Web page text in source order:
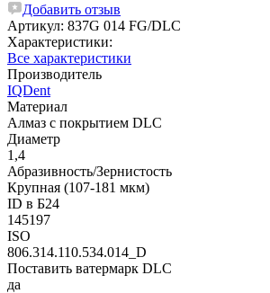
Добавить отзыв
Артикул: 837G 014 FG/DLC
Характеристики:
Все характеристики
Производитель
IQDent
Материал
Алмаз с покрытием DLC
Диаметр
1,4
Абразивность/Зернистость
Крупная (107-181 мкм)
ID в Б24
145197
ISO
806.314.110.534.014_D
Поставить ватермарк DLC
да